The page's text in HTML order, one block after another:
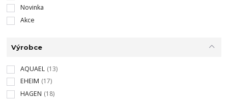
Novinka
Akce
Výrobce
AQUAEL (13)
EHEIM (17)
HAGEN (18)